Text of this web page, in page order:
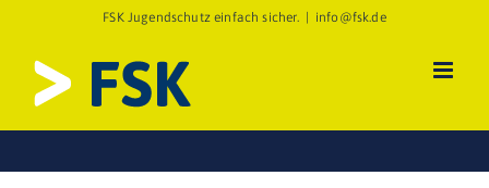
springen
FSK Jugendschutz einfach sicher. info@fsk.de